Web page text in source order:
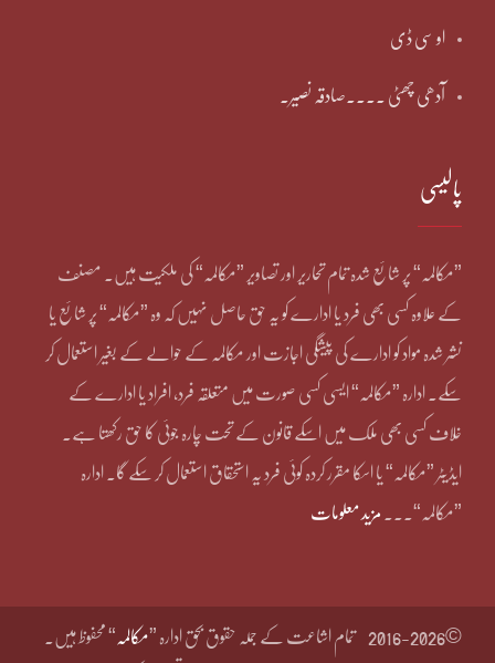
او سی ڈی
آدھی چھٹی ۔۔۔۔صادقہ نصیر۔
پالیسی
”مکالمہ“ پر شائع شدہ تمام تحاریر اور تصاویر ”مکالمہ“ کی ملکیت ہیں۔ مصنف
کے علاوہ کسی بھی فرد یا ادارے کو یہ حق حاصل نہیں کہ وہ ”مکالمہ“ پر شائع یا
نشر شدہ مواد کو ادارے کی پیشگی اجازت اور مکالمہ کے حوالے کے بغیر استعمال کر
سکے۔ ادارہ ”مکالمہ“ ایسی کسی صورت میں متعلقہ فرد، افراد یا ادارے کے
خلاف کسی بھی ملک میں اسکے قانون کے تحت چارہ جوئی کا حق رکھتا ہے۔
ایڈیٹر ”مکالمہ“ یا اسکا مقرر کردہ کوئی فرد یہ استحقاق استعمال کر سکے گا۔ ادارہ
”مکالمہ“۔۔۔ مزید معلومات
©2016-2026 تمام اشاعت کے جملہ حقوق بحق ادارہ ”مکالمہ “ محفوظ ہیں۔